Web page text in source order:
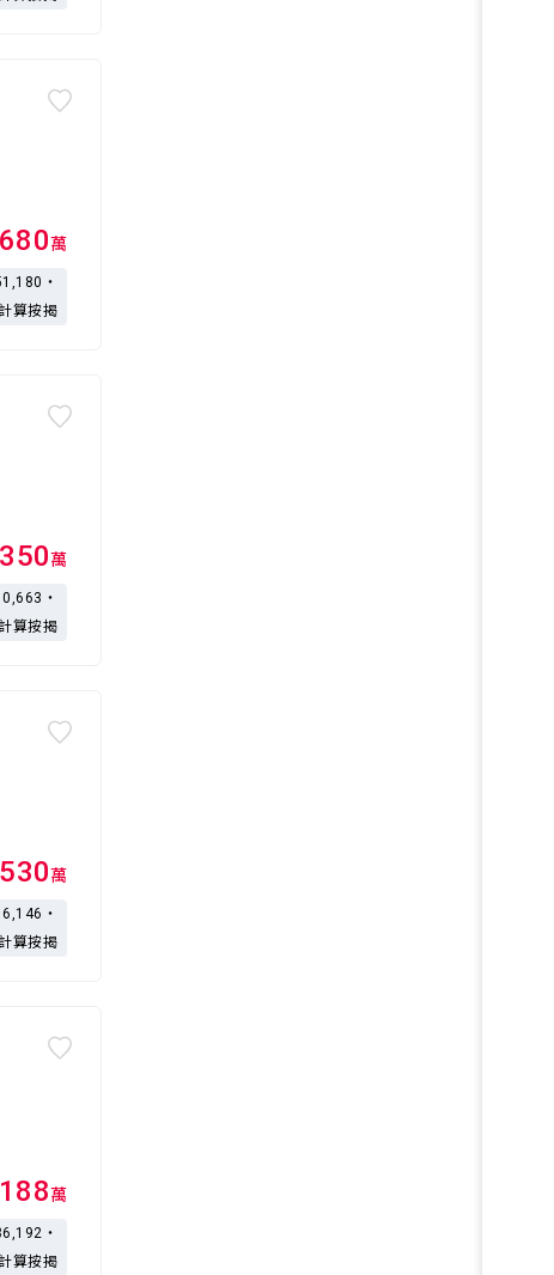
萬
・
計算按揭
350萬
・
計算按揭
530萬
・
計算按揭
萬
・
計算按揭